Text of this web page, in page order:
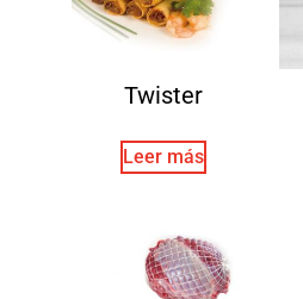
Twister
Leer más